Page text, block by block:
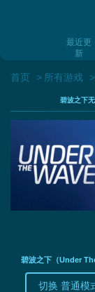
最近更
新
首页 所有游戏
碧波之下
碧波之下（Under
切换 普通模